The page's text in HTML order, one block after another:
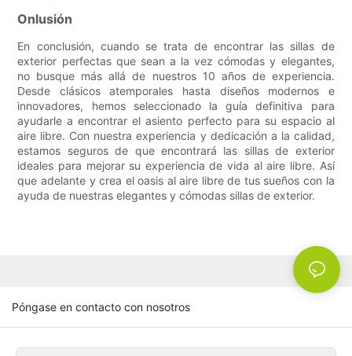
Onlusión
En conclusión, cuando se trata de encontrar las sillas de
exterior perfectas que sean a la vez cómodas y elegantes,
no busque más allá de nuestros 10 años de experiencia.
Desde clásicos atemporales hasta diseños modernos e
innovadores, hemos seleccionado la guía definitiva para
ayudarle a encontrar el asiento perfecto para su espacio al
aire libre. Con nuestra experiencia y dedicación a la calidad,
estamos seguros de que encontrará las sillas de exterior
ideales para mejorar su experiencia de vida al aire libre. Así
que adelante y crea el oasis al aire libre de tus sueños con la
ayuda de nuestras elegantes y cómodas sillas de exterior.
Póngase en contacto con nosotros